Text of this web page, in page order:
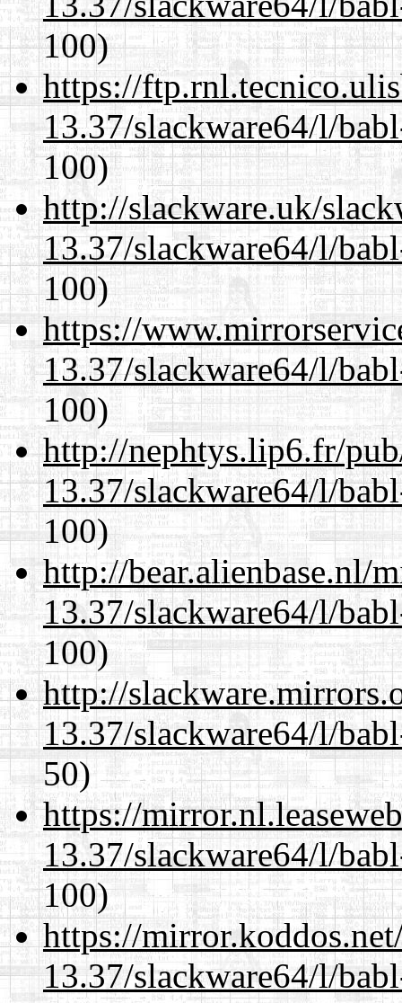
100)
https://
13.37/slackware64/l/
100)
http://slackware.uk/
13.37/slackware64/l/
100)
https://
13.37/slackware64/l/
100)
http://nephtys.lip6.fr/
13.37/slackware64/l/
100)
http://bear.alienbase.nl/
13.37/slackware64/l/
100)
http://
13.37/slackware64/l/
50)
https://
13.37/slackware64/l/
100)
https://
13.37/slackware64/l/